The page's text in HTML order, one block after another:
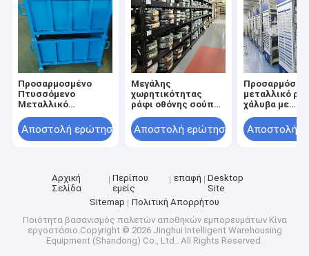
Προσαρμοσμένο
Πτυσσόμενο
Μεταλλικό
Παλετοκιβώτιο
Κιβώτιο
Επιστροφής Υλικού
Απευθείας Πώληση
από το Εργοστάσιο
Αποστολή ερώτησης
Μεγάλης
χωρητικότητας
ράφι οθόνης σούπερ
μάρκετ με
ρυθμιζόμενο ύψος
και προσαρμόσιμο
Αποστολή ερώτησης
μεταλλικό
χάλυβα με
ρυθμιζόμενο
για αποθήκη
Αποστολή
Αρχική
Σελίδα
Περίπου
εμείς
επαφή
Desktop
Site
Sitemap
Πολιτική Απορρήτου
Ποιότητα βασανισμός παλετών αποθηκών εμπορευμάτωνΚίνα
εργοστάσιο.Copyright © 2026 Jinghui Intelligent Warehousing
Equipment (Shandong) Co., Ltd.. All Rights Reserved.